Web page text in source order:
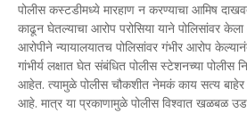
पोलीस कस्टडीमध्ये मारहाण न करण्याचा आमिष
काढून घेतल्याचा आरोप परोसिया याने पोलिसांवर
आरोपीने न्यायालयातच पोलिसांवर गंभीर आरोप
गांभीर्य लक्षात घेत संबंधित पोलीस स्टेशनच्या पोलीस
आहेत. त्यामुळे पोलीस चौकशीत नेमकं काय सत्य बाहेर
आहे. मात्र या प्रकाणामुळे पोलीस विश्वात खळबळ